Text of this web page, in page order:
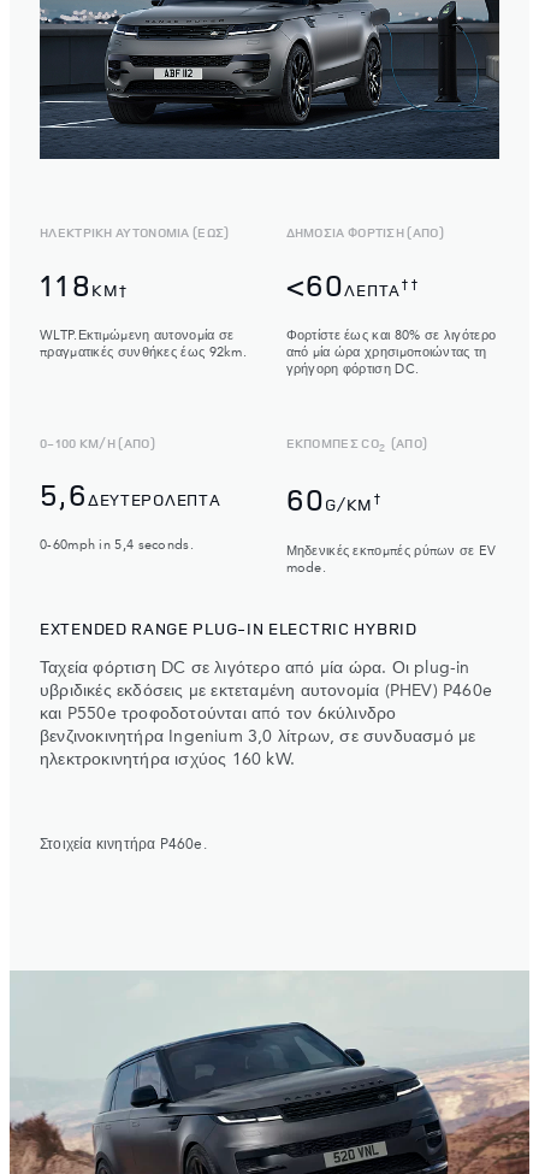
ΗΛΕΚΤΡΙΚΗ ΑΥΤΟΝΟΜΙΑ (ΕΩΣ)
118 KM†
WLTP.Εκτιμώμενη αυτονομία σε
πραγματικές συνθήκες έως 92km.
ΔΗΜΟΣΙΑ ΦΟΡΤΙΣΗ (ΑΠΟ)
<60ΛΕΠΤΆ ††
Φορτίστε έως και 80% σε λιγότερο
από μία ώρα χρησιμοποιώντας τη
γρήγορη φόρτιση DC.
0-100 KM/H (ΑΠΟ)
5,6ΔΕΥΤΕΡΟΛΕΠΤΑ
0-60mph in 5,4 seconds.
ΕΚΠΟΜΠΕΣ CO2 (ΑΠΟ)
60G/KM †
Μηδενικές εκπομπές ρύπων σε EV
mode.
EXTENDED RANGE PLUG-IN ELECTRIC HYBRID
Ταχεία φόρτιση DC σε λιγότερο από μία ώρα. Οι plug-in
υβριδικές εκδόσεις με εκτεταμένη αυτονομία (PHEV) P460e
και P550e τροφοδοτούνται από τον 6κύλινδρο
βενζινοκινητήρα Ingenium 3,0 λίτρων, σε συνδυασμό με
ηλεκτροκινητήρα ισχύος 160 kW.
Στοιχεία κινητήρα P460e.